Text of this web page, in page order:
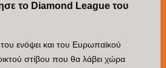
το Diamond League του
του ενόψει και του Ευρωπαϊκού
στίβου που θα λάβει χώρα